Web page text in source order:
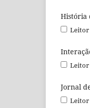
História
Leitor
Leitor
Jornal
Leitor